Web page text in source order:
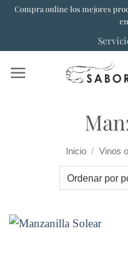
SaltarCompra online los mejores
Inicio / Vinos